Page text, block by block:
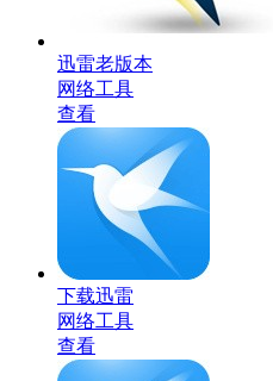
迅雷老版本
网络工具
查看
下载迅雷
网络工具
查看